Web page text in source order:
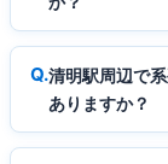
清明駅周辺で
ありますか？